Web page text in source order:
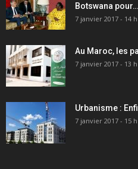
Botswana pour…
7 janvier 2017 - 14
Au Maroc, les
7 janvier 2017 - 13
Urbanisme :
7 janvier 2017 - 15